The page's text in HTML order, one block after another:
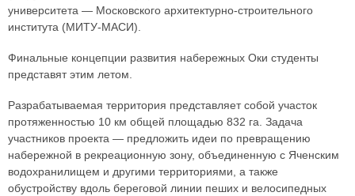
университета — Московского архитектурно-строительного
института (МИТУ-МАСИ).
Финальные концепции развития набережных Оки студенты
представят этим летом.
Разрабатываемая территория представляет собой участок
протяженностью 10 км общей площадью 832 га. Задача
участников проекта — предложить идеи по превращению
набережной в рекреационную зону, объединенную с Яченским
водохранилищем и другими территориями, а также
обустройству вдоль береговой линии пеших и велосипедных